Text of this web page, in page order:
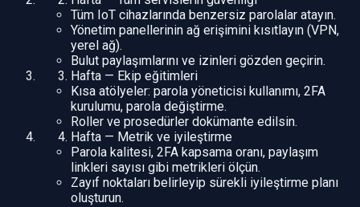
Tüm IoT cihazlarında benzersiz parolalar atayın.
Yönetim panellerinin ağ erişimini kısıtlayın (VPN,
yerel ağ).
Bulut paylaşımlarını ve izinleri gözden geçirin.
Hafta — Ekip eğitimleri
Kısa atölyeler: parola yöneticisi kullanımı, 2FA
kurulumu, parola değiştirme.
Roller ve prosedürler dokümante edilsin.
Hafta — Metrik ve iyileştirme
Parola kalitesi, 2FA kapsama oranı, paylaşım
linkleri sayısı gibi metrikleri ölçün.
Zayıf noktaları belirleyip sürekli iyileştirme planı
oluşturun.